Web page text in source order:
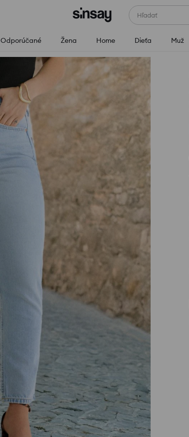
Hľadať
Odporúčané Žena Home Dieťa Muž